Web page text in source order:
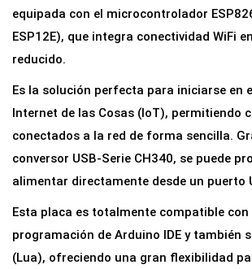
e
s
a
W
i
F
equipada con el microcontrolador
ESP12E), que integra conectividad WiFi
reducido.
Es la solución perfecta para iniciarse en
Internet de las Cosas (IoT), permitiendo
conectados a la red de forma sencilla.
conversor USB-Serie CH340, se puede
alimentar directamente desde un puerto
Esta placa es totalmente compatible con
programación de Arduino IDE y también
(Lua), ofreciendo una gran flexibilidad